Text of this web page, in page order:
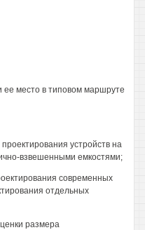
ее место в типовом маршруте
устройств на
взвешенными емкостями;
современных
отдельных
размера